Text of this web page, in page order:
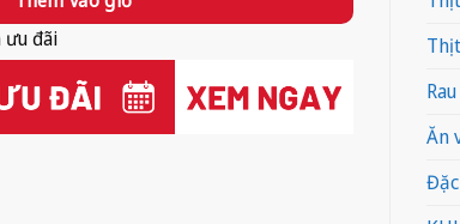
Ăn
ưu đãi